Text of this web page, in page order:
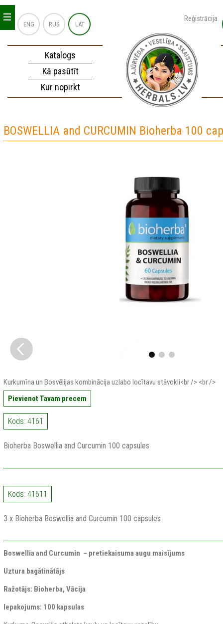
ENG RUS LAT
Reģistrācija
Katalogs
Kā pasūtīt
Kur nopirkt
_
_
_
BOSWELLIA and CURCUMIN Bioherba 100
Kurkumīna un Bosvēlijas kombinācija uzlabo locītavu stāvokli<br /> <br />
Pievienot Tavam precem
Kods: 4161
Bioherba Boswellia and Curcumin 100 capsules
Kods: 41611
3 x Bioherba Boswellia and Curcumin 100 capsules
Boswellia and Curcumin – pretiekaisuma augu maisījums
Uztura bagātinātājs
Ražotājs: Bioherba, Vācija
Iepakojums: 100 kapsulas